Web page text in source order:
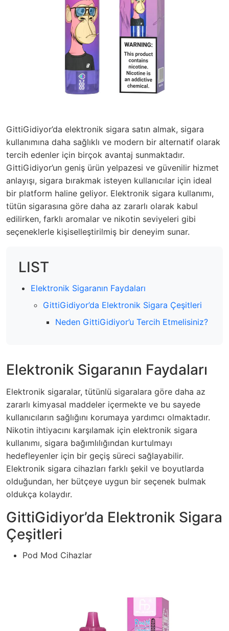
GittiGidiyor’da elektronik sigara satın almak, sigara
kullanımına daha sağlıklı ve modern bir alternatif olarak
tercih edenler için birçok avantaj sunmaktadır.
GittiGidiyor’un geniş ürün yelpazesi ve güvenilir hizmet
anlayışı, sigara bırakmak isteyen kullanıcılar için ideal
bir platform haline geliyor. Elektronik sigara kullanımı,
tütün sigarasına göre daha az zararlı olarak kabul
edilirken, farklı aromalar ve nikotin seviyeleri gibi
seçeneklerle kişiselleştirilmiş bir deneyim sunar.
LIST
Elektronik Sigaranın Faydaları
GittiGidiyor’da Elektronik Sigara Çeşitleri
Neden GittiGidiyor’u Tercih Etmelisiniz?
Elektronik Sigaranın Faydaları
Elektronik sigaralar, tütünlü sigaralara göre daha az
zararlı kimyasal maddeler içermekte ve bu sayede
kullanıcıların sağlığını korumaya yardımcı olmaktadır.
Nikotin ihtiyacını karşılamak için elektronik sigara
kullanımı, sigara bağımlılığından kurtulmayı
hedefleyenler için bir geçiş süreci sağlayabilir.
Elektronik sigara cihazları farklı şekil ve boyutlarda
olduğundan, her bütçeye uygun bir seçenek bulmak
oldukça kolaydır.
GittiGidiyor’da Elektronik Sigara
Çeşitleri
Pod Mod Cihazlar